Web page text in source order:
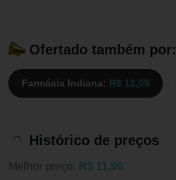
Ofertado também por:
Farmácia Indiana: R$ 12,09
Histórico de preços
Melhor preço: R$ 11,96